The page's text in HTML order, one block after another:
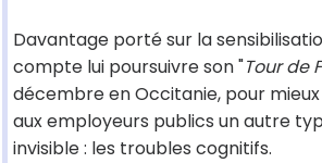
Davantage porté sur la
compte lui poursuivre son "Tour de
décembre en Occitanie, pour
aux employeurs publics un autre
invisible : les troubles cognitifs.